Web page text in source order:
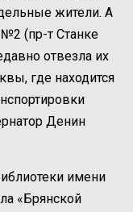
жители. А
(пр-т Станке
отвезла их
где находится
Денин
имени
«Брянской